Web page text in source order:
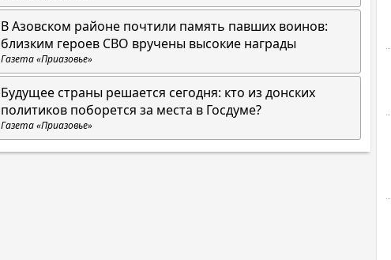
В Азовском районе почтили память павших воинов:
близким героев СВО вручены высокие награды
Газета «Приазовье»
Будущее страны решается сегодня: кто из донских
политиков поборется за места в Госдуме?
Газета «Приазовье»